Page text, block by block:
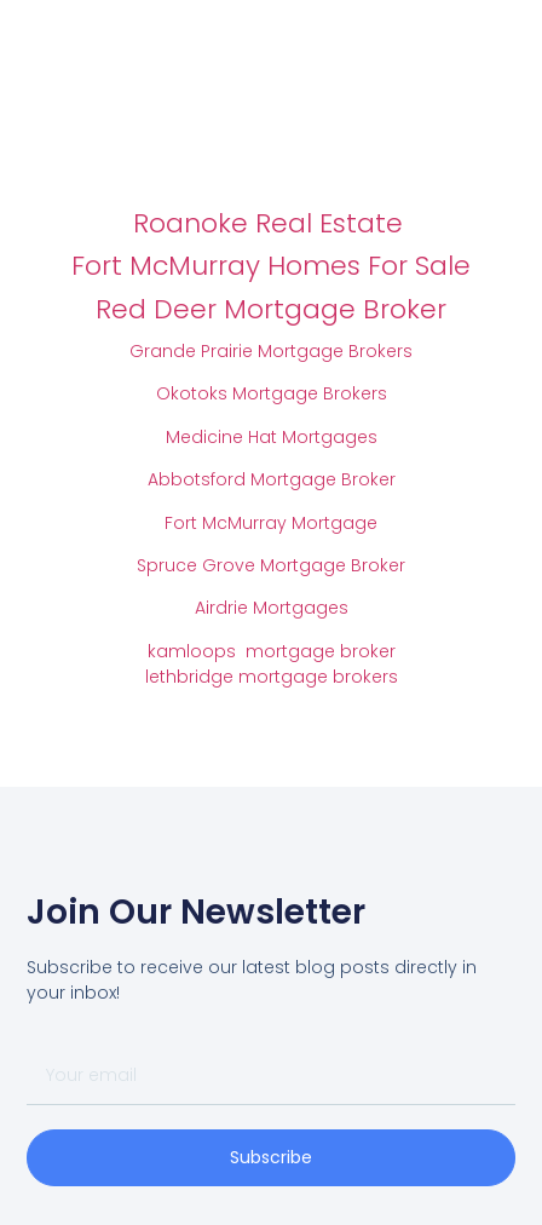
Roanoke Real Estate
Fort McMurray Homes For Sale
Red Deer Mortgage Broker
Grande Prairie Mortgage Brokers
Okotoks Mortgage Brokers
Medicine Hat Mortgages
Abbotsford Mortgage Broker
Fort McMurray Mortgage
Spruce Grove Mortgage Broker
Airdrie Mortgages
kamloops mortgage broker
lethbridge mortgage brokers
Join Our Newsletter
Subscribe to receive our latest blog posts directly in
your inbox!
Subscribe